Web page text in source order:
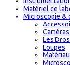
Matériel de
Microscopie &
Les
Loupes